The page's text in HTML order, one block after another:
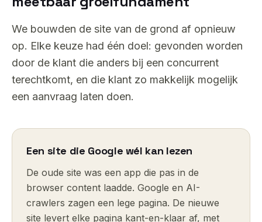
We bouwden de site van de grond af opnieuw
op. Elke keuze had één doel: gevonden worden
door de klant die anders bij een concurrent
terechtkomt, en die klant zo makkelijk mogelijk
een aanvraag laten doen.
Een site die Google wél kan lezen
De oude site was een app die pas in de
browser content laadde. Google en AI-
crawlers zagen een lege pagina. De nieuwe
site levert elke pagina kant-en-klaar af, met